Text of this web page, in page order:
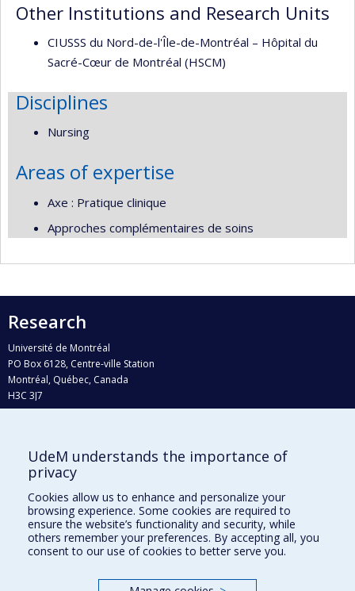
Other Institutions and Research Units
CIUSSS du Nord-de-l'Île-de-Montréal – Hôpital du
Sacré-Cœur de Montréal (HSCM)
Disciplines
Nursing
Areas of expertise
Axe : Pratique clinique
Approches complémentaires de soins
Research
Université de Montréal
PO Box 6128, Centre-ville Station
Montréal, Québec, Canada
H3C 3J7
Who does what?
Find us
Site map
Accessibility
UdeM understands the importance of
privacy
Cookies allow us to enhance and personalize your
browsing experience. Some cookies are required to
ensure the website’s functionality and security, while
others remember your preferences. By accepting all, you
consent to our use of cookies to better serve you.